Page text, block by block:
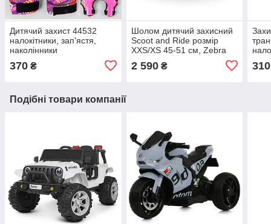
Дитячий захист 44532
налокітники, зап'ястя,
наколінники
370 ₴
Шолом дитячий захисний
Scoot and Ride розмір
XXS/XS 45-51 см, Zebra
2 590₴ 310
Подібні товари компанії